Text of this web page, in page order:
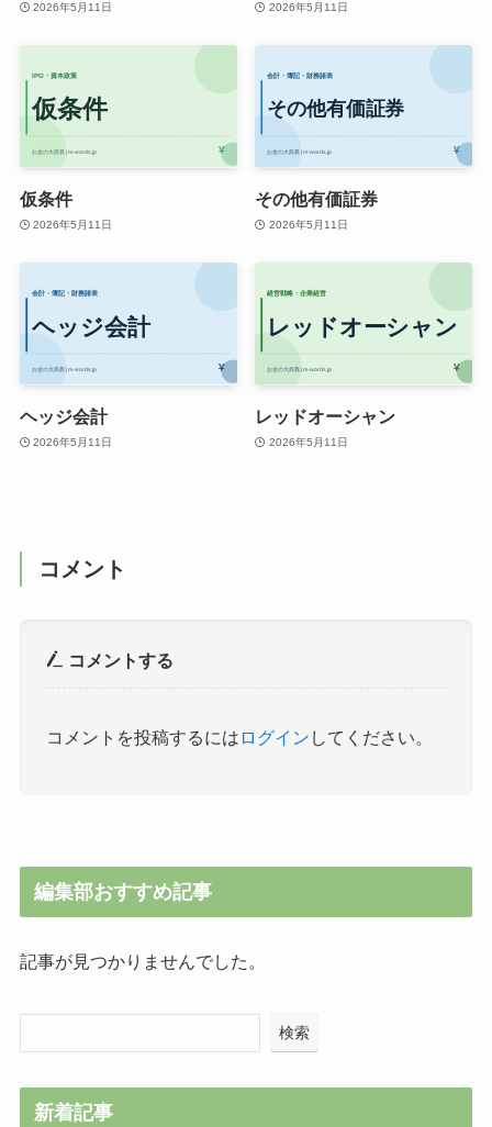
2026年5月11日 2026年5月11日
仮条件
2026年5月11日
その他有価証券
2026年5月11日
ヘッジ会計
2026年5月11日
レッドオーシャン
2026年5月11日
コメント
コメントする
コメントを投稿するには ログイン してください。
編集部おすすめ記事
記事が見つかりませんでした。
検索
新着記事